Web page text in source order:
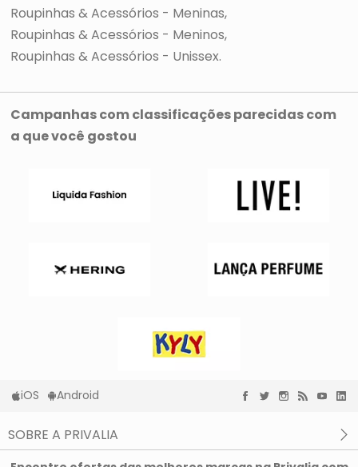
Roupinhas & Acessórios - Meninas
Roupinhas & Acessórios - Meninos
Roupinhas & Acessórios - Unissex
Campanhas com classificações parecidas com
a que você gostou
iOS Android
SOBRE A PRIVALIA